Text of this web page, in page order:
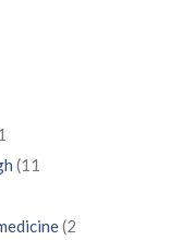
(11
(2